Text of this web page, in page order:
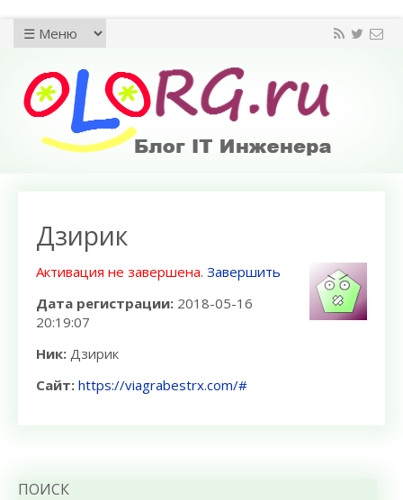
Дзирик
Активация не завершена. Завершить
Дата регистрации: 2018-05-16
20:19:07
Ник: Дзирик
Сайт: https://viagrabestrx.com/#
ПОИСК